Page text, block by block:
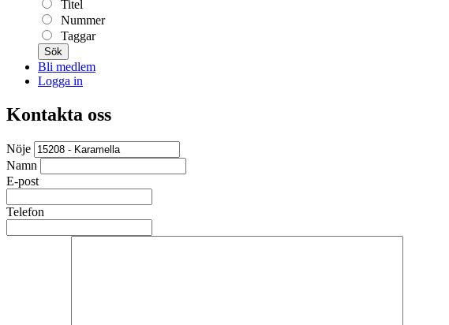
Titel
Nummer
Taggar
Sök
Bli medlem
Logga in
Kontakta oss
Nöje
Namn
E-post
Telefon